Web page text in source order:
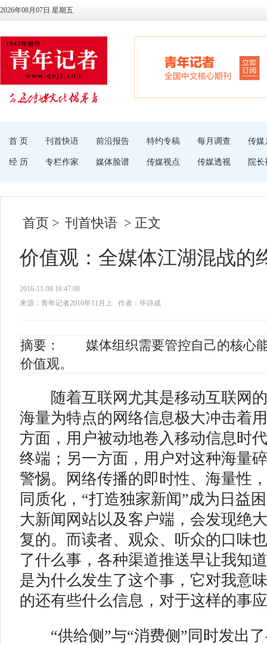
2026年08月07日 星期五
首 页 刊首快语 前沿报告 特约专稿 每月调查 传媒
经 历 专栏作家 媒体脸谱 传媒视点 传媒透视 院长
首页 > 刊首快语 > 正文
价值观：全媒体江湖混战的
2016-11-08 16:47:08
来源：青年记者2016年11月上
作者：毕诗成
摘要： 媒体组织需要管控自己的核心能
价值观。
随着互联网尤其是移动互联网的
海量为特点的网络信息极大冲击着
方面，用户被动地卷入移动信息时
终端；另一方面，用户对这种海量
警惕。网络传播的即时性、海量性
同质化，“打造独家新闻”成为日益
大新闻网站以及客户端，会发现绝
复的。而读者、观众、听众的口味
了什么事，各种渠道推送早让我知
是为什么发生了这个事，它对我意
的还有些什么信息，对于这样的
“供给侧”与“消费侧”同时发出了